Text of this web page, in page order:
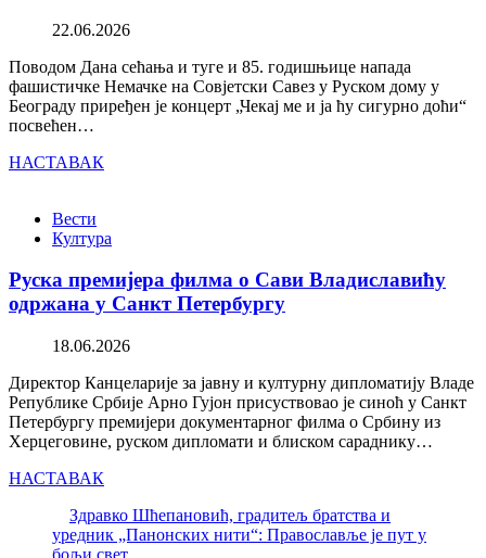
22.06.2026
Поводом Дана сећања и туге и 85. годишњице напада
фашистичке Немачке на Совјетски Савез у Руском дому у
Београду приређен је концерт „Чекај ме и ја ћу сигурно доћи“
посвећен…
НАСТАВАК
Вести
Култура
Руска премијера филма о Сави Владиславићу
одржана у Санкт Петербургу
18.06.2026
Директор Канцеларије за јавну и културну дипломатију Владе
Републике Србије Арно Гујон присуствовао је синоћ у Санкт
Петербургу премијери документарног филма о Србину из
Херцеговине, руском дипломати и блиском сараднику…
НАСТАВАК
Здравко Шћепановић, градитељ братства и
уредник „Панонских нити“: Православље је пут у
бољи свет